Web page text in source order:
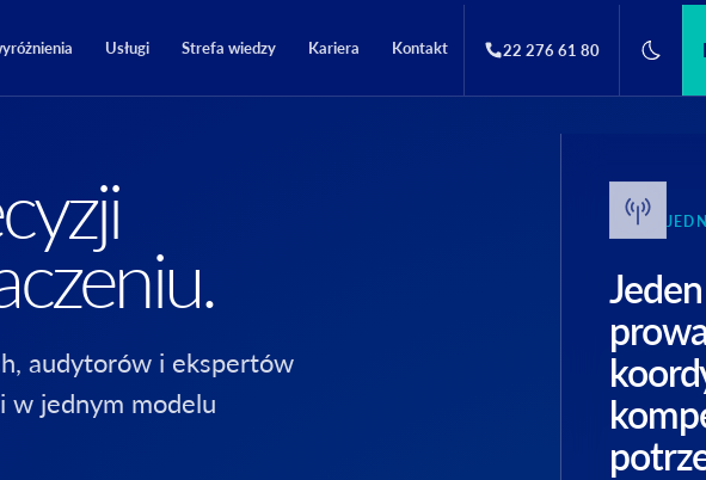
Usługi Strefa wiedzy Kariera Kontakt 22 276 61 80
audytorów i ekspertów
w jednym modelu